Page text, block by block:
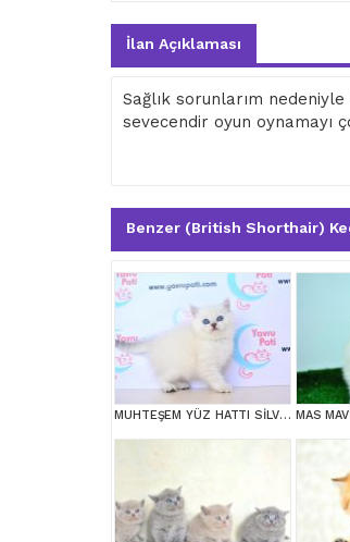
İlan Açıklaması
Sağlık sorunlarım
sevecendir oyun oynamayı
Benzer (British Shorthair)
MUHTEŞEM YÜZ HATTI SİLVER BRİTİSH SHORTHAİRNS1133